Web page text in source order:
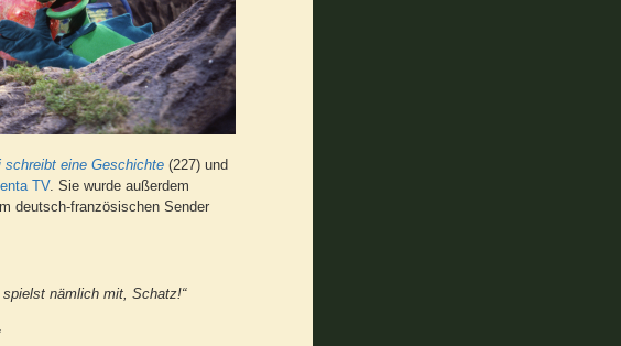
schreibt eine Geschichte (227) und
TV. Sie wurde außerdem
deutsch-französischen Sender
nämlich mit, Schatz!“